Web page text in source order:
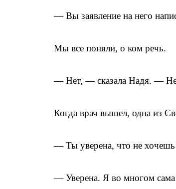
— Вы заявление на него
Мы все поняли, о ком речь.
— Нет, — сказала Надя. — Не
Когда врач вышел, одна из
— Ты уверена, что не хочешь
— Уверена. Я во многом